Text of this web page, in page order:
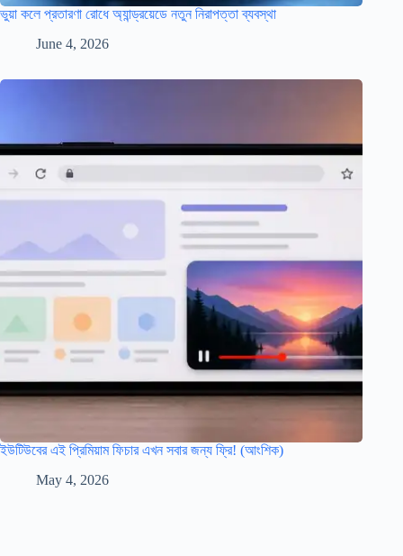
ভুয়া কলে প্রতারণা রোধে অ্যান্ড্রয়েডে নতুন নিরাপত্তা ব্যবস্থা
June 4, 2026
ইউটিউবের এই প্রিমিয়াম ফিচার এখন সবার জন্য ফ্রি! (আংশিক)
May 4, 2026